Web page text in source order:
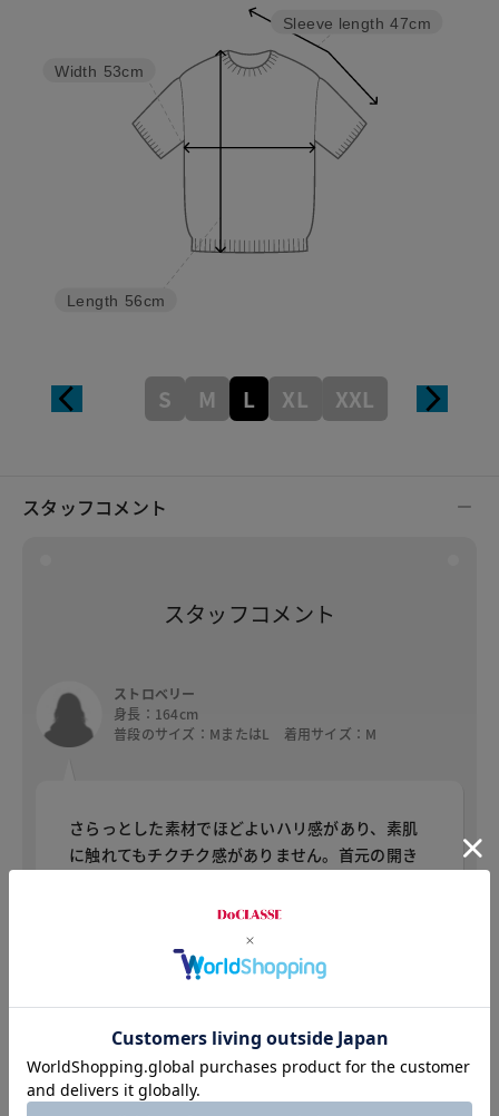
Sleeve length 47cm
Length 56cm
Width 53cm
S M L XL XXL
スタッフコメント
スタッフコメント
ストロベリー
身長：164cm
普段のサイズ：MまたはL 着用サイズ：M
さらっとした素材でほどよいハリ感があり、素肌
に触れてもチクチク感がありません。首元の開き
は、ゆったりしていて汗をかいても風通しがよい
かと思います。着丈はパンツ、スカートどちらに
も合わせやすく、かがんだ時に背中が見えないの
も安心です。袖口は折り返して、裏生地の色をチ
ラ見せすることもできます。